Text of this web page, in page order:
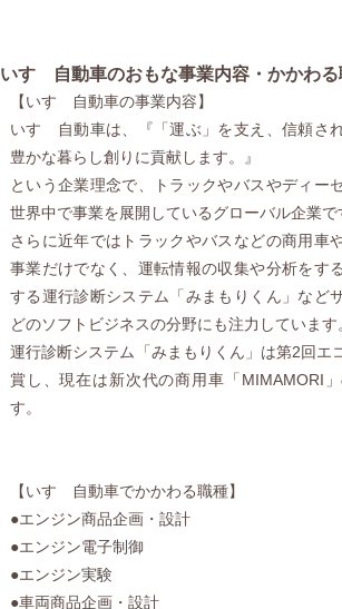
いすゞ自動車のおもな事業内容・かかわ
【いすゞ自動車の事業内容】
いすゞ自動車は、『「運ぶ」を支え、信頼さ
豊かな暮らし創りに貢献します。』
という企業理念で、トラックやバスやディー
世界中で事業を展開しているグローバル企業で
さらに近年ではトラックやバスなどの商用車
事業だけでなく、運転情報の収集や分析をす
する運行診断システム「みまもりくん」など
どのソフトビジネスの分野にも注力しています
運行診断システム「みまもりくん」は第2回エ
賞し、現在は新次代の商用車「MIMAMORI
す。
【いすゞ自動車でかかわる職種】
●エンジン商品企画・設計
●エンジン電子制御
●エンジン実験
●車両商品企画・設計